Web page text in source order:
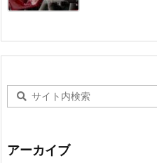
アーカイブ